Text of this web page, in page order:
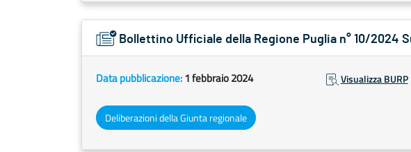
Bollettino Ufficiale della Regione Puglia n° 10/2024
Data pubblicazione:1 febbraio 2024 Visualizza BURP
Deliberazioni della Giunta regionale